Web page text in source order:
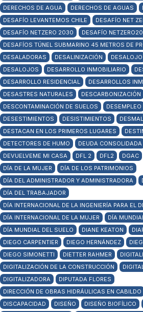
DERECHOS DE AGUA
DERECHOS DE AGUAS
DESAFÍO LEVANTEMOS CHILE
DESAFÍO NET
DESAFÍO NETZERO 2030
DESAFÍO
DESAFÍOS TÚNEL SUBMARINO 45 METROS DE
DESALADORAS
DESALINIZACIÓN DESALOJO
DESALOJOS
DESARROLLO INMOBILIARIO
DESARROLLO RESIDENCIAL
DESARROLLOS
DESASTRES NATURALES
DESCARBONIZACIÓN
DESCONTAMINACIÓN DE SUELOS
DESEMPLEO
DESESTIMIENTOS
DESISTIMIENTOS
DESTACAN EN LOS PRIMEROS LUGARES
DETECTORES DE HUMO
DEUDA CONSOLIDADA
DEVUELVEME MI CASA
DFL 2 DFL2 DGAC
DÍA DE LA MUJER
DÍA DE LOS PATRIMONIOS
DÍA DEL ADMINISTRADOR Y ADMINISTRADORA
DÍA DEL TRABAJADOR
DÍA INTERNACIONAL DE LA INGENIERÍA PARA EL
DÍA INTERNACIONAL DE LA MUJER
DÍA
DÍA MUNDIAL DEL SUELO
DIANE KEATON
DIEGO CARPENTIER
DIEGO HERNÁNDEZ
DIEGO SIMONETTI
DIETTER RAHMER
DIGITALIZACIÓN DE LA CONSTRUCCIÓN
DIGITALIZADORA
DIPUTADA FLORES
DIRECCIÓN DE OBRAS HIDRÁULICAS EN CABILDO
DISCAPACIDAD
DISEÑO DISEÑO BIOFÍLICO